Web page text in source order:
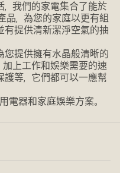
，我們的家電集合了能於
品，為您的家庭以更有組
有提供清新潔淨空氣的抽
您提供擁有水晶般清晰的
加上工作和娛樂需要的速
護等，它們都可以一應幫
電器和家庭娛樂方案。